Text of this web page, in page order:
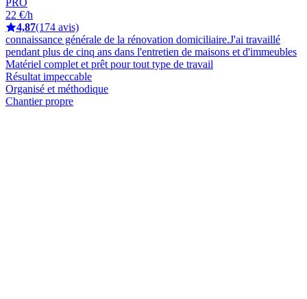
22 €/h
4,87(174 avis)
connaissance générale de la rénovation domiciliaire.J'ai travaillé
pendant plus de cinq ans dans l'entretien de maisons et d'immeubles
Matériel complet et prêt pour tout type de travail
Résultat impeccable
Organisé et méthodique
Chantier propre